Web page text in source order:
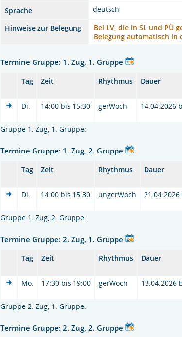
Sprache
deutsch
Hinweise zur Belegung
Bei LV, die in SL und PÜ
Belegung automatisch in
Termine Gruppe: 1. Zug, 1. Gruppe
Tag Zeit Rhythmus Dauer
Di.
14:00 bis 15:30 gerWoch 14.04.2026
Gruppe 1. Zug, 1. Gruppe:
Termine Gruppe: 1. Zug, 2. Gruppe
Tag Zeit Rhythmus Dauer
Di.
14:00 bis 15:30 ungerWoch
Gruppe 1. Zug, 2. Gruppe:
Termine Gruppe: 2. Zug, 1. Gruppe
Tag Zeit Rhythmus Dauer
Mo.
17:30 bis 19:00 gerWoch 13.04.2026
Gruppe 2. Zug, 1. Gruppe:
Termine Gruppe: 2. Zug, 2. Gruppe